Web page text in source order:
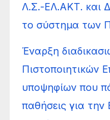
Λ.Σ.-ΕΛ.ΑΚΤ. και
το σύστημα των
Έναρξη
Πιστοποιητικών
υποψηφίων που
παθήσεις για